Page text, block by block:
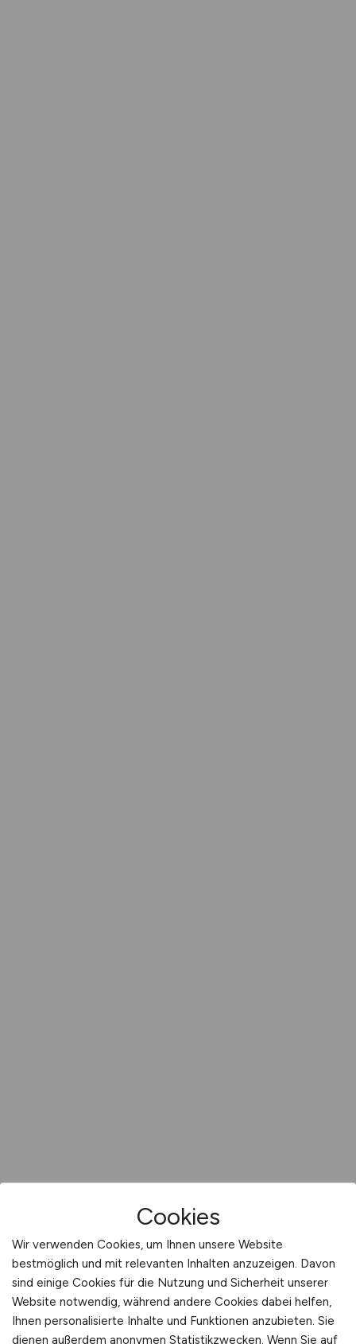
Cookies
Wir verwenden Cookies, um Ihnen unsere Website
bestmöglich und mit relevanten Inhalten anzuzeigen. Davon
sind einige Cookies für die Nutzung und Sicherheit unserer
Website notwendig, während andere Cookies dabei helfen,
Ihnen personalisierte Inhalte und Funktionen anzubieten. Sie
dienen außerdem anonymen Statistikzwecken. Wenn Sie auf